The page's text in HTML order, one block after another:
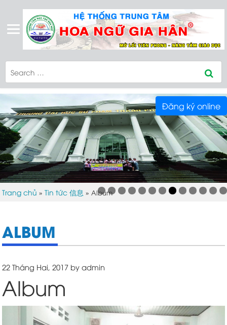
Trang chủ »Tin tức 信息 »Album
ALBUM
Posted
22 Tháng Hai, 2017 byadmin
Album
Đăng ký online